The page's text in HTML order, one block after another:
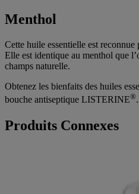
Menthol
Cette huile essentielle est reconnue
Elle est identique au menthol que
champs naturelle.
Obtenez les bienfaits des huiles
bouche antiseptique LISTERINE®.
Produits Connexes